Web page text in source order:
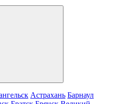
Астрахань Барнаул